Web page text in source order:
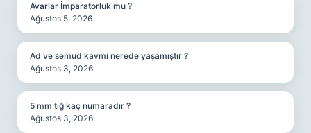
Avarlar İmparatorluk mu ?
Ağustos 5, 2026
Ad ve semud kavmi nerede yaşamıştır ?
Ağustos 3, 2026
5 mm tığ kaç numaradır ?
Ağustos 3, 2026